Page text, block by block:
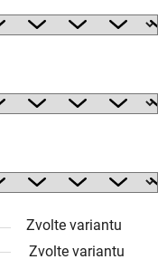
Zvolte variantu
Zvolte variantu